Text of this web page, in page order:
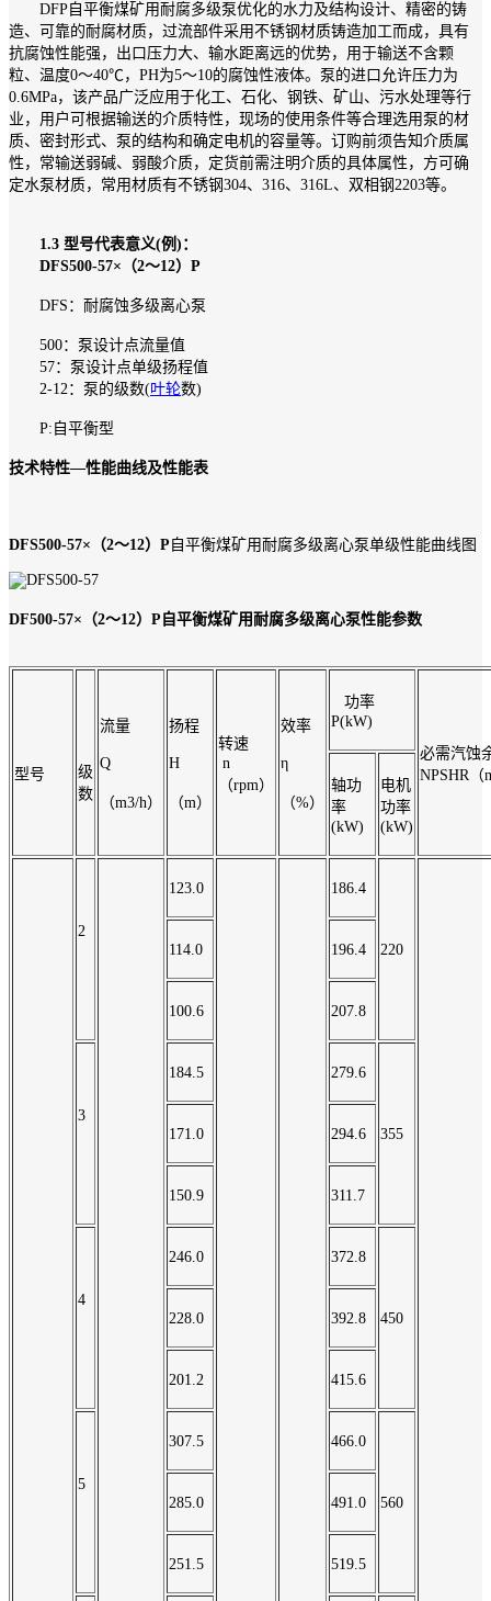
DFP自平衡煤矿用耐腐多级泵优化的水力及结构设计、精密的铸
造、可靠的耐腐材质，过流部件采用不锈钢材质铸造加工而成，具有
抗腐蚀性能强，出口压力大、输水距离远的优势，用于输送不含颗
粒、温度0～40℃，PH为5～10的腐蚀性液体。泵的进口允许压力为
0.6MPa，该产品广泛应用于化工、石化、钢铁、矿山、污水处理等行
业，用户可根据输送的介质特性，现场的使用条件等合理选用泵的材
质、密封形式、泵的结构和确定电机的容量等。订购前须告知介质属
性，常输送弱碱、弱酸介质，定货前需注明介质的具体属性，方可确
定水泵材质，常用材质有不锈钢304、316、316L、双相钢2203等。
1.3 型号代表意义(例)：
DFS500-57×（2～12）P
DFS：耐腐蚀多级离心泵
500：泵设计点流量值
57：泵设计点单级扬程值
2-12：泵的级数(叶轮数)
P:自平衡型
技术特性—性能曲线及性能表
DFS500-57×（2～12）P 自平衡煤矿用耐腐多级离心泵单级性能曲线图
DF500-57×（2～12）P自平衡煤矿用耐腐多级离心泵性能参数
型号
级
数
流量
Q
（m3/h）
扬程
H
（m）
转速
n
（rpm）
效率
η
（%）
功率
P(kW)
必需汽蚀
NPSHR（
轴功
率
(kW)
电机
功率
(kW)
2
123.0 186.4
220
114.0 196.4
100.6 207.8
3
184.5 279.6
355
171.0 294.6
150.9 311.7
4
246.0 372.8
450
228.0 392.8
201.2 415.6
5
307.5 466.0
560
285.0 491.0
251.5 519.5